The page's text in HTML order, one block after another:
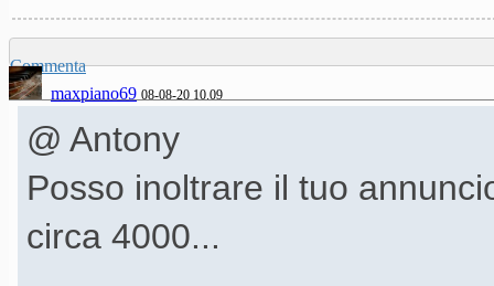
PS: la tastiera, essendo un
10 mesi di garanzia
Commenta
maxpiano69 08-08-20 10.09
@ Antony
Posso inoltrare il tuo
circa 4000...